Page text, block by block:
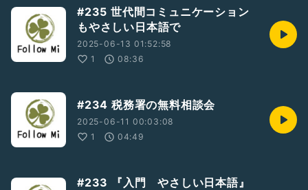
#235 世代間コミュニケーション
もやさしい日本語で
2025-06-13 01:52:58
1
08:36
#234 税務署の無料相談会
2025-06-11 00:03:08
1
04:49
#233 『入門 やさしい日本語』